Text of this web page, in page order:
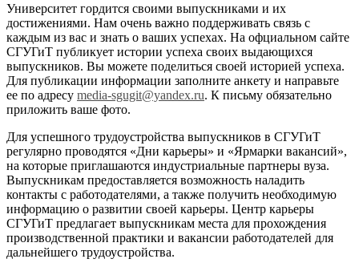
Университет гордится своими выпускниками и их
достижениями. Нам очень важно поддерживать связь с
каждым из вас и знать о ваших успехах. На офциальном сайте
СГУГиТ публикует истории успеха своих выдающихся
выпускников. Вы можете поделиться своей историей успеха.
Для публикации информации заполните анкету и направьте
ее по адресу media-sgugit@yandex.ru. К письму обязательно
приложить ваше фото.
Для успешного трудоустройства выпускников в СГУГиТ
регулярно проводятся «Дни карьеры» и «Ярмарки вакансий»,
на которые приглашаются индустриальные партнеры вуза.
Выпускникам предоставляется возможность наладить
контакты с работодателями, а также получить необходимую
информацию о развитии своей карьеры. Центр карьеры
СГУГиТ предлагает выпускникам места для прохождения
производственной практики и вакансии работодателей для
дальнейшего трудоустройства.